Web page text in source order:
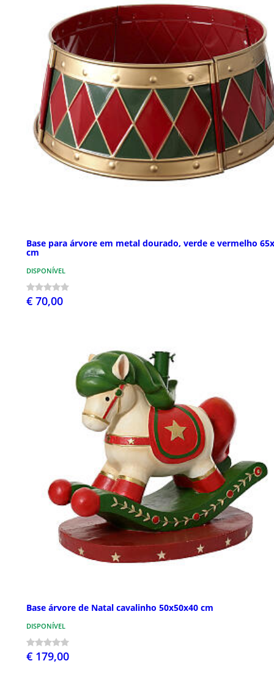
Base para árvore em metal dourado, verde e vermelho
cm
DISPONÍVEL
€ 70,00
Base árvore de Natal cavalinho 50x50x40 cm
DISPONÍVEL
€ 179,00